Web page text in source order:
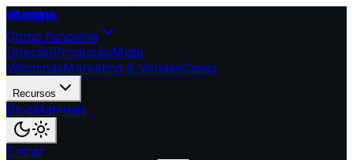
vitamina.
Como funciona
DireçãoProduçãoMídia
VitaminasMarketing & VendasCases
Recursos
BlogMateriais
Entrar